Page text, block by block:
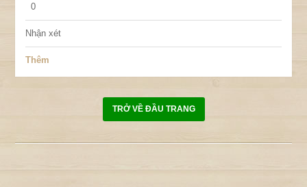
0
Nhận xét
Thêm
TRỞ VỀ ĐẦU TRANG